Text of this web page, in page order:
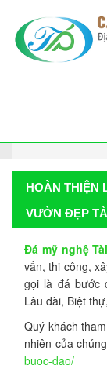
HOÀN THIỆN
VƯỜN ĐẸP
Đá mỹ nghệ
vấn, thi công,
gọi là đá bước
Lâu đài, Biệt
Quý khách
nhiên của
buoc-dao/